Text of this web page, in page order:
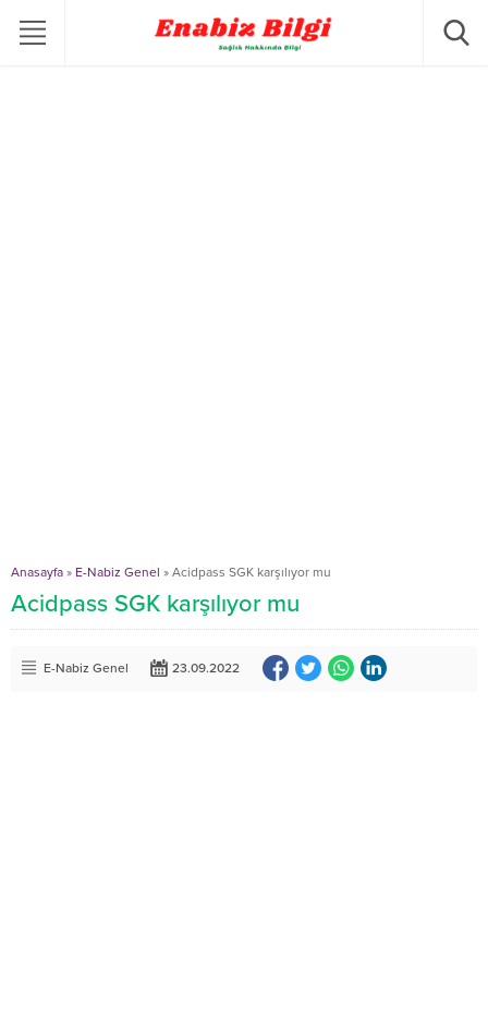
Anasayfa » E-Nabiz Genel » Acidpass SGK karşılıyor mu
Acidpass SGK karşılıyor mu
E-Nabiz Genel 23.09.2022